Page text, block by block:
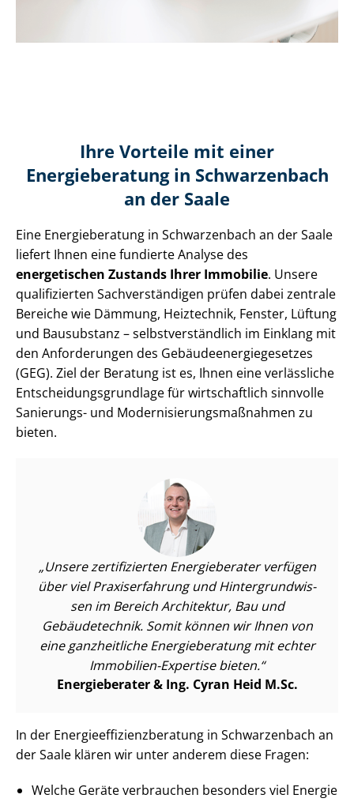
Ihre Vorteile mit einer
Energieberatung in Schwarzenbach
an der Saale
Eine Energieberatung in Schwarzenbach an der Saale
liefert Ihnen eine fundierte Analyse des
energetischen Zustands Ihrer Immobilie. Unsere
qualifizierten Sach­ver­stän­di­gen prüfen dabei zentrale
Bereiche wie Dämmung, Heiztechnik, Fenster, Lüftung
und Bausubstanz – selbst­ver­ständ­lich im Einklang mit
den Anforderungen des Ge­bäu­de­en­er­gie­ge­set­zes
(GEG). Ziel der Beratung ist es, Ihnen eine verlässliche
Ent­schei­dungs­grund­la­ge für wirtschaftlich sinnvolle
Sanierungs- und Mo­der­ni­sie­rungs­maß­nah­men zu
bieten.
Unsere zertifizierten Energieberater verfügen
über viel Praxiserfahrung und Hin­ter­grund­wis­
sen im Bereich Architektur, Bau und
Gebäudetechnik. Somit können wir Ihnen von
eine ganzheitliche Energieberatung mit echter
Immobilien-Expertise bieten.
Energieberater & Ing. Cyran Heid M.Sc.
In der En­er­gie­ef­fi­zi­enz­be­ra­tung in Schwarzenbach an
der Saale klären wir unter anderem diese Fragen:
Welche Geräte verbrauchen besonders viel Energie